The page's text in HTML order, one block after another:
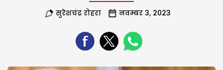
सुरेशचंद्र रोहरा नवम्बर 3, 2023